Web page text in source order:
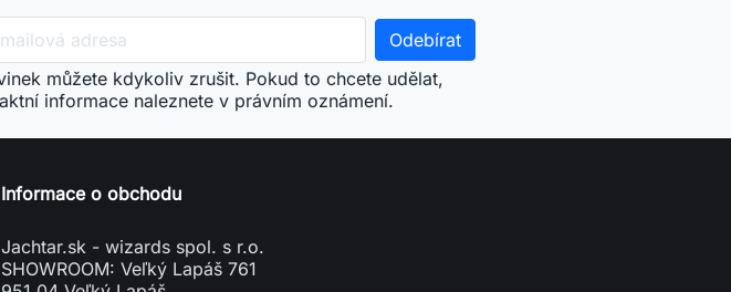
SHOWROOM: Veľký Lapáš 761
951 04 Veľký Lapáš
Slovensko
phone +421904919173